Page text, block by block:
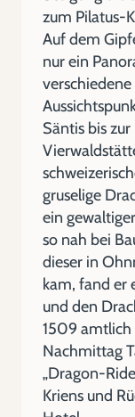
zum Pilatus-
Auf dem
nur ein
Säntis bis
gruselige
ein
so nah bei
dieser in
kam, fand er
und den
1509 amtlich
Nachmittag
„Dragon-
Kriens und